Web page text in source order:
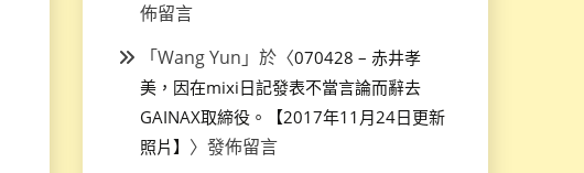
佈留言
「Wang Yun 」於〈070428 – 赤井孝
美，因在mixi日記發表不當言論而辭去
GAINAX取締役。【2017年11月24日更新
照片】 〉發佈留言